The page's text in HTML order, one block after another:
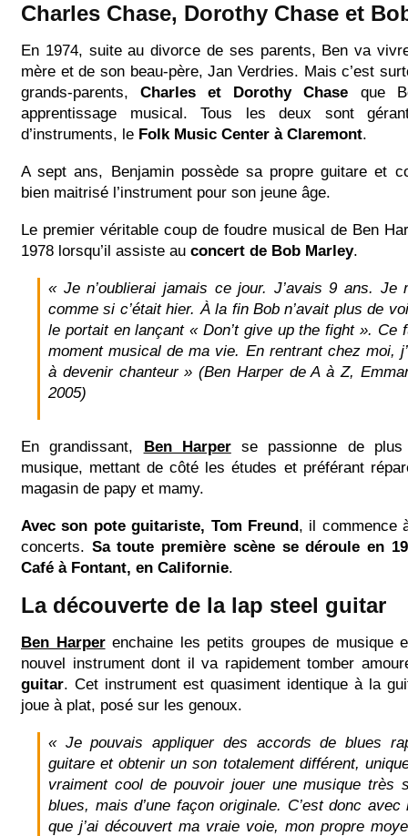
Charles Chase, Dorothy Chase et
En 1974, suite au divorce de ses parents, Ben va
mère et de son beau-père, Jan Verdries. Mais c’est
grands-parents,Charles et Dorothy Chase que
apprentissage musical. Tous les deux sont
d’instruments, le Folk Music Center à Claremont.
A sept ans, Benjamin possède sa propre guitare et
bien maitrisé l’instrument pour son jeune âge.
Le premier véritable coup de foudre musical de Ben
1978 lorsqu’il assiste au concert de Bob Marley.
« Je n’oublierai jamais ce jour. J’avais 9 ans. Je
comme si c’était hier. À la fin Bob n’avait plus de
le portait en lançant « Don’t give up the fight ». Ce
moment musical de ma vie. En rentrant chez moi,
à devenir chanteur » (Ben Harper de A à Z,
2005)
En grandissant, Ben Harperse passionne de
musique, mettant de côté les études et préférant
magasin de papy et mamy.
Avec son pote guitariste, Tom Freund, il commence
concerts. Sa toute première scène se déroule en
Café à Fontant, en Californie.
La découverte de la lap steel guitar
Ben Harperenchaine les petits groupes de musique
nouvel instrument dont il va rapidement tomber
guitar. Cet instrument est quasiment identique à la
joue à plat, posé sur les genoux.
« Je pouvais appliquer des accords de blues
guitare et obtenir un son totalement différent,
vraiment cool de pouvoir jouer une musique très
blues, mais d’une façon originale. C’est donc
que j’ai découvert ma vraie voie, mon propre